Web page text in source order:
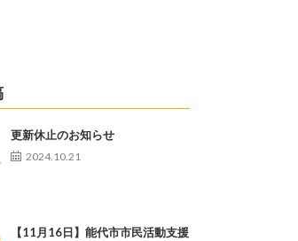
更新休止のお知らせ
2024.10.21
【11月16日】能代市市民活動支援